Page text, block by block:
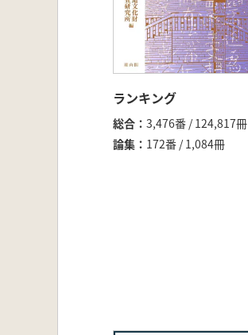
ランキング
総合
3,476番 / 124,817冊
論集
172番 / 1,084冊